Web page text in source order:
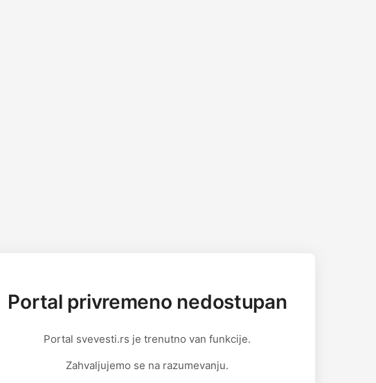
Portal privremeno nedostupan
Portal svevesti.rs je trenutno van funkcije.
Zahvaljujemo se na razumevanju.